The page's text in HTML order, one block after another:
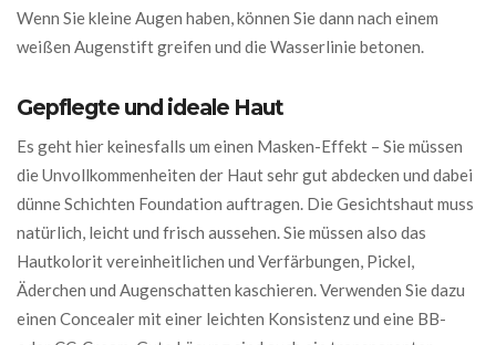
Wenn Sie kleine Augen haben, können Sie dann nach einem
weißen Augenstift greifen und die Wasserlinie betonen.
Gepflegte und ideale Haut
Es geht hier keinesfalls um einen Masken-Effekt – Sie müssen
die Unvollkommenheiten der Haut sehr gut abdecken und dabei
dünne Schichten Foundation auftragen. Die Gesichtshaut muss
natürlich, leicht und frisch aussehen. Sie müssen also das
Hautkolorit vereinheitlichen und Verfärbungen, Pickel,
Äderchen und Augenschatten kaschieren. Verwenden Sie dazu
einen Concealer mit einer leichten Konsistenz und eine BB-